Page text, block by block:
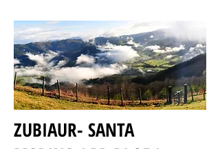
ZUBIAUR- SANTA